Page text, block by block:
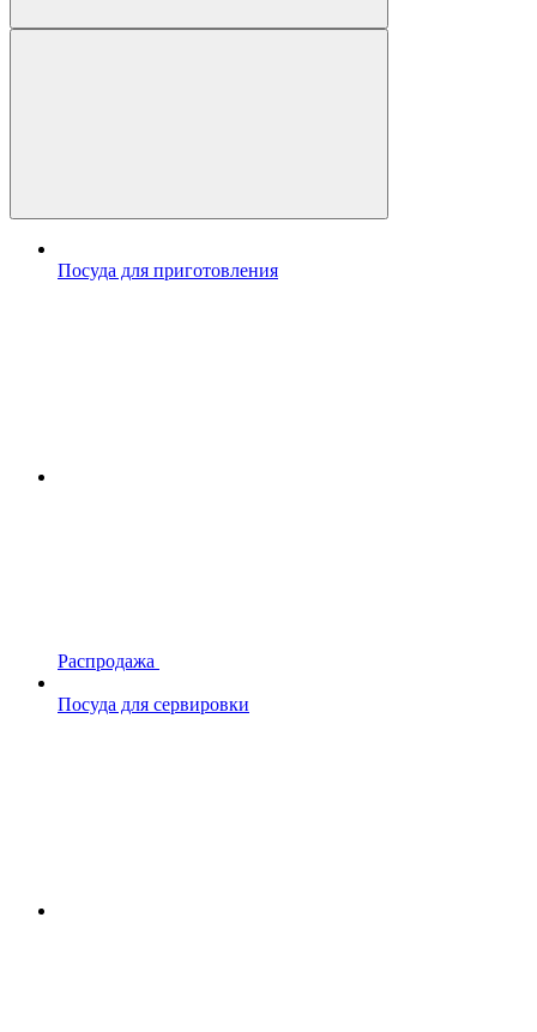
Посуда для приготовления
Распродажа
Посуда для сервировки